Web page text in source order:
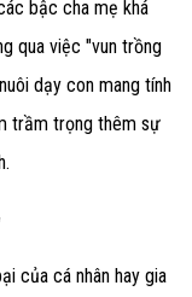
bậc cha mẹ khá
qua việc "vun trồng
dạy con mang tính
trầm trọng thêm sự
của cá nhân hay gia